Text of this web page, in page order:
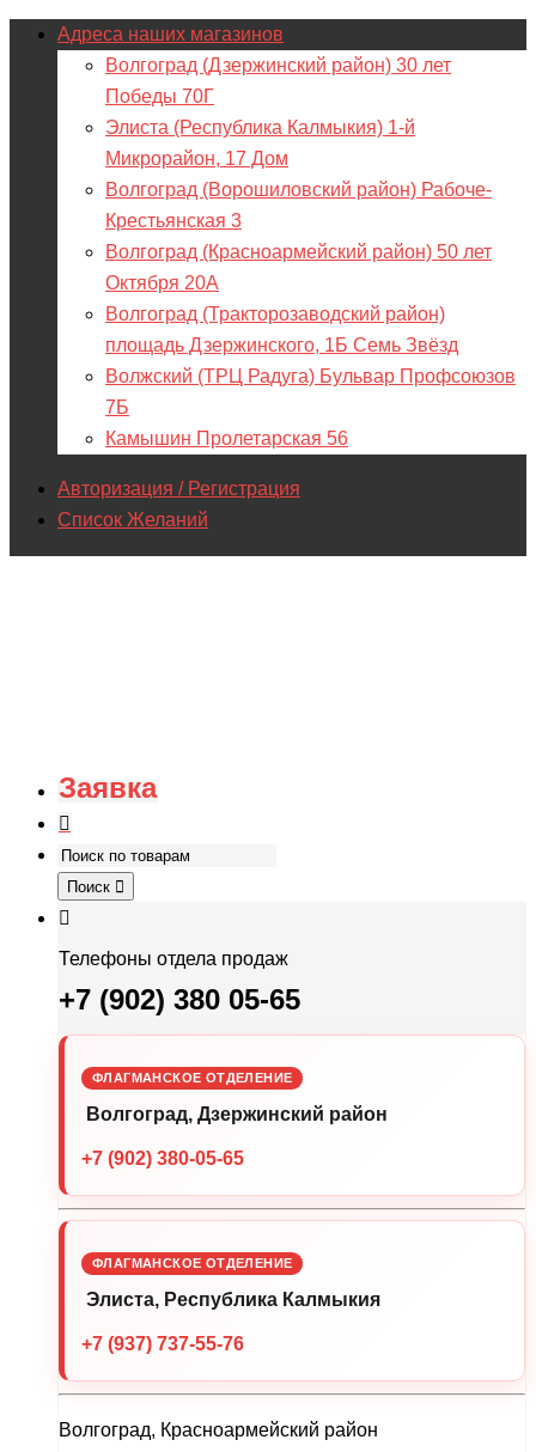
Адреса наших магазинов
Волгоград (Дзержинский район) 30 лет
Победы 70Г
Элиста (Республика Калмыкия) 1-й
Микрорайон, 17 Дом
Волгоград (Ворошиловский район) Рабоче-
Крестьянская 3
Волгоград (Красноармейский район) 50 лет
Октября 20А
Волгоград (Тракторозаводский район)
площадь Дзержинского, 1Б Семь Звёзд
Волжский (ТРЦ Радуга) Бульвар Профсоюзов
7Б
Камышин Пролетарская 56
Авторизация / Регистрация
Список Желаний
Заявка
Поиск
Телефоны отдела продаж
+7 (902) 380 05-65
ФЛАГМАНСКОЕ ОТДЕЛЕНИЕ
Волгоград, Дзержинский район
+7 (902) 380-05-65
ФЛАГМАНСКОЕ ОТДЕЛЕНИЕ
Элиста, Республика Калмыкия
+7 (937) 737-55-76
Волгоград, Красноармейский район